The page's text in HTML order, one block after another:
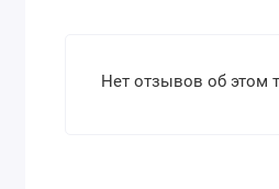
Нет отзывов об этом